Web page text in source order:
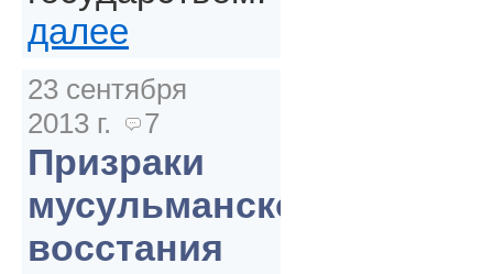
далее
23 сентября
2013 г.
7
Призраки
мусульманского
восстания